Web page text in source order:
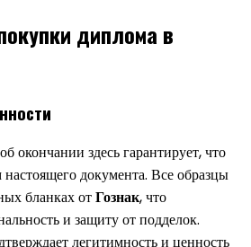
диплома в
окончании здесь гарантирует, что
настоящего документа. Все образцы
бланках отГознак, что
и защиту от подделок.
легитимность и ценность